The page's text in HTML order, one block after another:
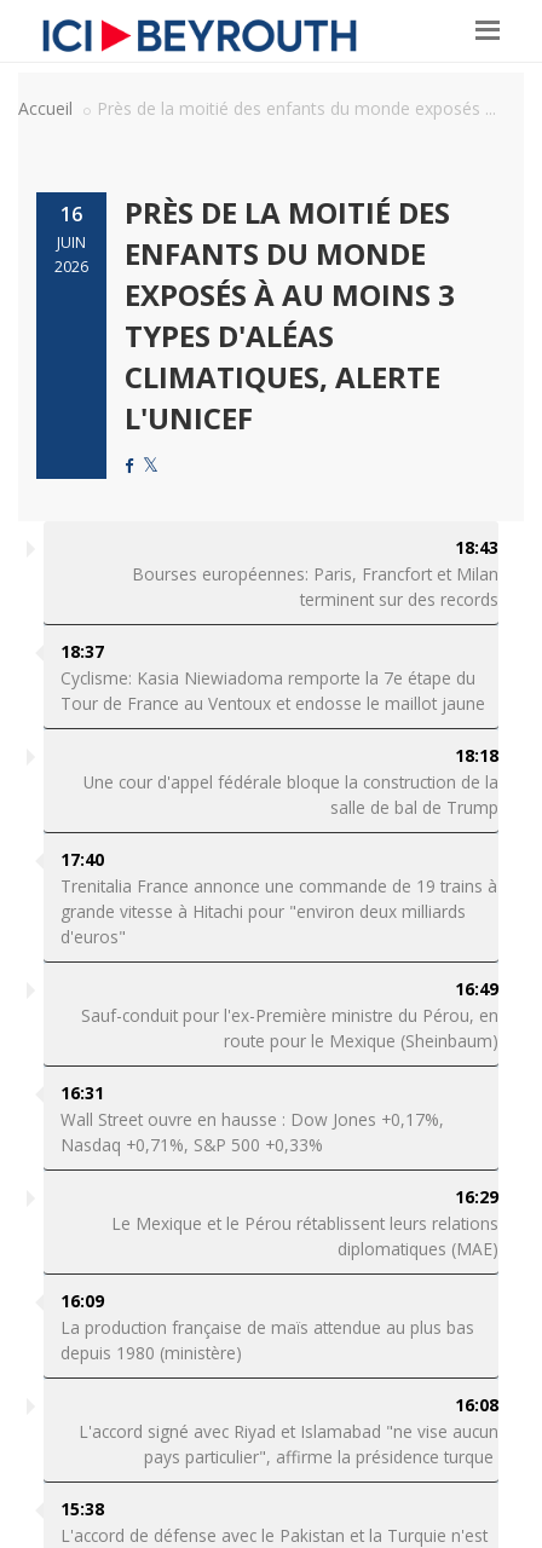
Accueil Près de la moitié des enfants du monde exposés ...
16
JUIN
2026
PRÈS DE LA MOITIÉ DES
ENFANTS DU MONDE
EXPOSÉS À AU MOINS 3
TYPES D'ALÉAS
CLIMATIQUES, ALERTE
L'UNICEF
18:43
Bourses européennes: Paris, Francfort et Milan
terminent sur des records
18:37
Cyclisme: Kasia Niewiadoma remporte la 7e étape du
Tour de France au Ventoux et endosse le maillot jaune
18:18
Une cour d'appel fédérale bloque la construction de la
salle de bal de Trump
17:40
Trenitalia France annonce une commande de 19 trains à
grande vitesse à Hitachi pour "environ deux milliards
d'euros"
16:49
Sauf-conduit pour l'ex-Première ministre du Pérou, en
route pour le Mexique (Sheinbaum)
16:31
Wall Street ouvre en hausse : Dow Jones +0,17%,
Nasdaq +0,71%, S&P 500 +0,33%
16:29
Le Mexique et le Pérou rétablissent leurs relations
diplomatiques (MAE)
16:09
La production française de maïs attendue au plus bas
depuis 1980 (ministère)
16:08
L'accord signé avec Riyad et Islamabad "ne vise aucun
pays particulier", affirme la présidence turque
15:38
L'accord de défense avec le Pakistan et la Turquie n'est